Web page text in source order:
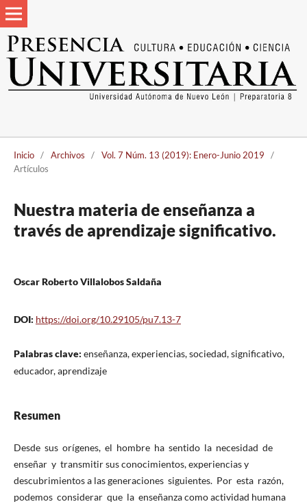
Inicio / Archivos / Vol. 7 Núm. 13 (2019): Enero-Junio 2019
/
Artículos
Nuestra materia de enseñanza a
través de aprendizaje significativo.
Oscar Roberto Villalobos Saldaña
DOI: https://doi.org/10.29105/pu7.13-7
Palabras clave: enseñanza, experiencias, sociedad, significativo,
educador, aprendizaje
Resumen
Desde sus orígenes, el hombre ha sentido la necesidad de
enseñar y transmitir sus conocimientos, experiencias y
descubrimientos a las generaciones siguientes. Por esta razón,
podemos considerar que la enseñanza como actividad humana